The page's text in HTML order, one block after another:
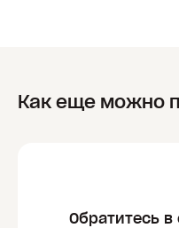
Как еще можно
Обратитесь